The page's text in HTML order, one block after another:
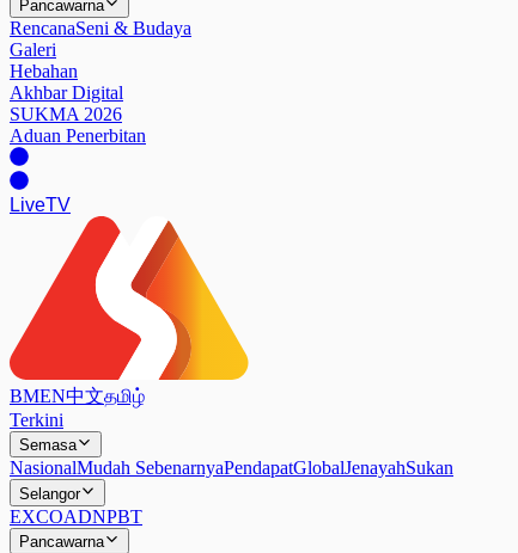
Pancawarna
RencanaSeni & Budaya
Galeri
Hebahan
Akhbar Digital
SUKMA 2026
Aduan Penerbitan
LiveTV
BMEN中文தமிழ்
Terkini
Semasa
NasionalMudah SebenarnyaPendapatGlobalJenayahSukan
Selangor
EXCOADNPBT
Pancawarna